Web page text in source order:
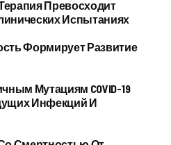
Превосходит
Испытаниях
Формирует Развитие
Мутациям COVID-19
Инфекций И